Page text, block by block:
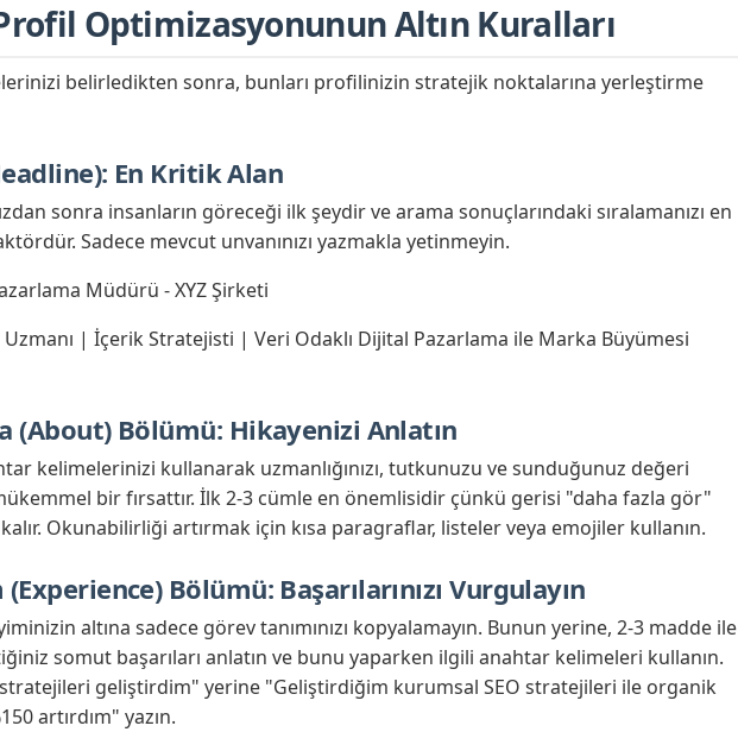
Optimizasyonunun Altın Kuralları
belirledikten sonra, bunları profilinizin stratejik noktalarına yerleştirme
En Kritik Alan
sonra insanların göreceği ilk şeydir ve arama sonuçlarındaki sıralamanızı en
Sadece mevcut unvanınızı yazmakla yetinmeyin.
Müdürü - XYZ Şirketi
Uzmanı | İçerik Stratejisti | Veri Odaklı Dijital Pazarlama ile Marka Büyümesi
(About) Bölümü: Hikayenizi Anlatın
kelimelerinizi kullanarak uzmanlığınızı, tutkunuzu ve sunduğunuz değeri
bir fırsattır. İlk 2-3 cümle en önemlisidir çünkü gerisi "daha fazla gör"
Okunabilirliği artırmak için kısa paragraflar, listeler veya emojiler kullanın.
Bölümü: Başarılarınızı Vurgulayın
altına sadece görev tanımınızı kopyalamayın. Bunun yerine, 2-3 madde ile
somut başarıları anlatın ve bunu yaparken ilgili anahtar kelimeleri kullanın.
geliştirdim" yerine "Geliştirdiğim kurumsal SEO stratejileri ile organik
artırdım" yazın.